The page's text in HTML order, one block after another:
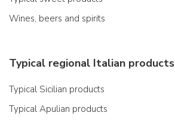
Wines, beers and spirits
Typical regional Italian products
Typical Sicilian products
Typical Apulian products